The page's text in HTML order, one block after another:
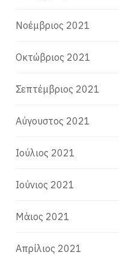
Νοέμβριος 2021
Οκτώβριος 2021
Σεπτέμβριος 2021
Αύγουστος 2021
Ιούλιος 2021
Ιούνιος 2021
Μάιος 2021
Απρίλιος 2021